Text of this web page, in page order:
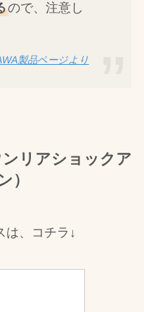
ので、注意し
製品ページより
リアショックア
）
は、コチラ↓